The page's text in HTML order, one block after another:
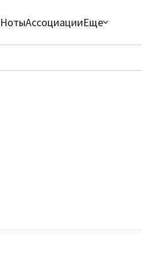
НотыАссоциацииЕще